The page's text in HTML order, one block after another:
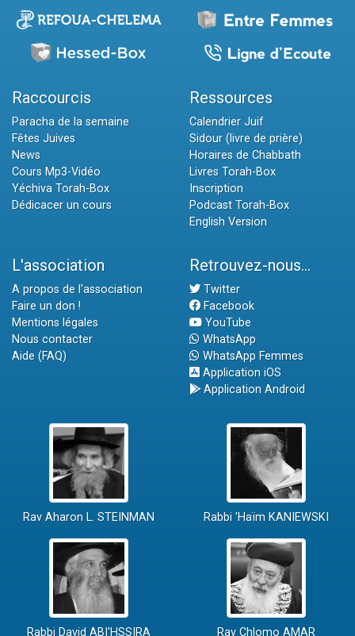
Raccourcis
Paracha de la semaine
Fêtes Juives
News
Cours Mp3-Vidéo
Yéchiva Torah-Box
Dédicacer un cours
Ressources
Calendrier Juif
Sidour (livre de prière)
Horaires de Chabbath
Livres Torah-Box
Inscription
Podcast Torah-Box
English Version
L'association
A propos de l'association
Faire un don !
Mentions légales
Nous contacter
Aide (FAQ)
Retrouvez-nous...
Twitter
Facebook
YouTube
WhatsApp
WhatsApp Femmes
Application iOS
Application Android
Rav Aharon L. STEINMAN Rabbi 'Haïm KANIEWSKI
Rabbi David ABI'HSSIRA Rav Chlomo AMAR